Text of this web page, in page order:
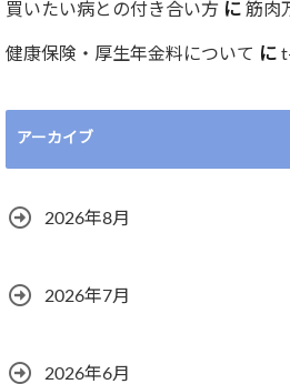
買いたい病との付き合い方 に 筋肉
健康保険・厚生年金料について に
アーカイブ
2026年8月
2026年7月
2026年6月